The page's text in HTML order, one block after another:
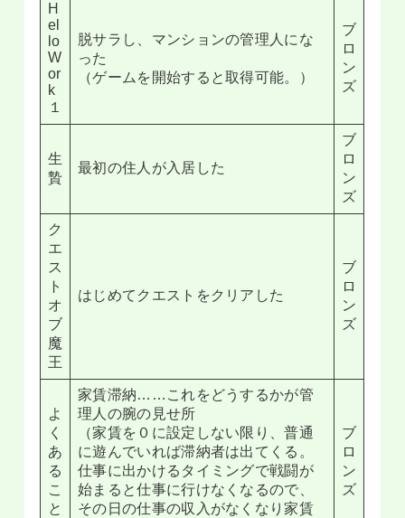
H
el
lo
W
or
k
１
脱サラし、マンションの管理人にな
った
（ゲームを開始すると取得可能。）
ブ
ロ
ン
ズ
生
贄
最初の住人が入居した
ブ
ロ
ン
ズ
ク
エ
ス
ト
オ
ブ
魔
王
はじめてクエストをクリアした
ブ
ロ
ン
ズ
よ
く
あ
る
こ
と
家賃滞納……これをどうするかが管
理人の腕の見せ所
（家賃を０に設定しない限り、普通
に遊んでいれば滞納者は出てくる。
仕事に出かけるタイミングで戦闘が
始まると仕事に行けなくなるので、
その日の仕事の収入がなくなり家賃
ブ
ロ
ン
ズ